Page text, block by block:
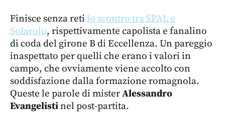
Finisce senza reti lo scontro tra SPAL e
Solarolo, rispettivamente capolista e fanalino
di coda del girone B di Eccellenza. Un pareggio
inaspettato per quelli che erano i valori in
campo, che ovviamente viene accolto con
soddisfazione dalla formazione romagnola.
Queste le parole di misterAlessandro
Evangelistinel post-partita.